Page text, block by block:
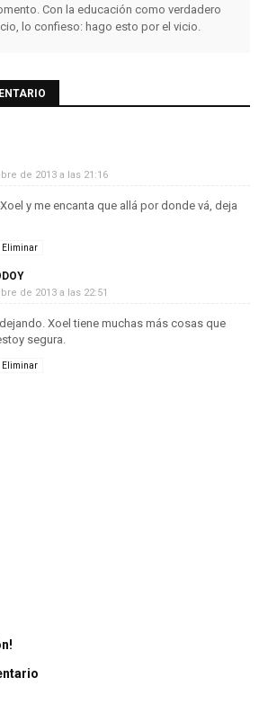
Con la educación como verdadero
lo confieso: hago esto por el vicio.
de 2013 a las 21:16
y me encanta que allá por donde vá, deja
Eliminar
de 2013 a las 22:51
Xoel tiene muchas más cosas que
segura.
Eliminar